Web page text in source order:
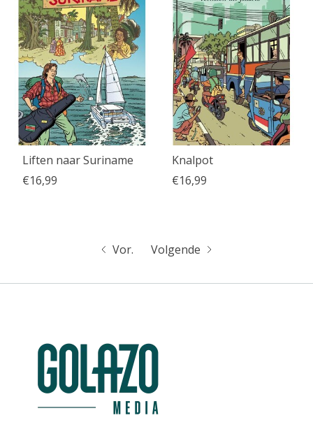
Liften naar Suriname
€16,99
Knalpot
€16,99
Vor. Volgende